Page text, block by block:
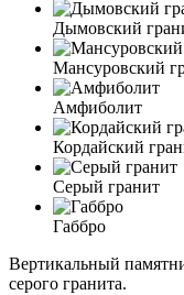
Дымовский
Мансуровский
Амфиболит
Кордайский
Серый гранит
Габбро
Вертикальный
серого гранита.